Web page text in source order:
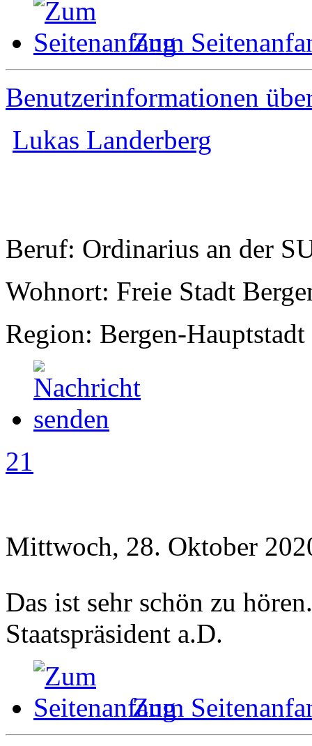
Zum
Benutzerinformationen
Lukas Landerberg
Beruf: Ordinarius an der
Wohnort: Freie Stadt
Region: Bergen-Hauptstadt
21
Mittwoch, 28. Oktober
Das ist sehr schön zu
Staatspräsident a.D.
Zum